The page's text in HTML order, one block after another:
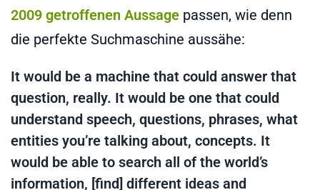
2009 getroffenen Aussage passen, wie denn
die perfekte Suchmaschine aussähe:
It would be a machine that could answer that
question, really. It would be one that could
understand speech, questions, phrases, what
entities you’re talking about, concepts. It
would be able to search all of the world’s
information, [find] different ideas and